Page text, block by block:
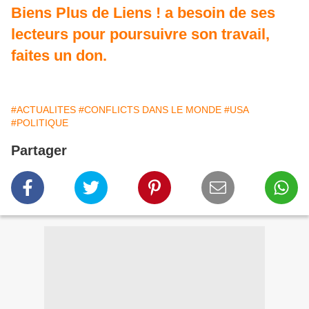
Biens Plus de Liens ! a besoin de ses
lecteurs pour poursuivre son travail,
faites un don.
#ACTUALITES #CONFLICTS DANS LE MONDE #USA
#POLITIQUE
Partager